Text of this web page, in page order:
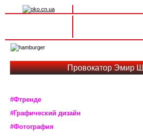
navigation
Провокатор Эмир
#Фтренде
#Графический дизайн
#Фотография